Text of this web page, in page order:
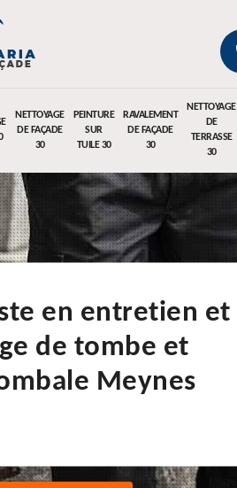
NETTOYAGE
DE FAÇADE
30
PEINTURE
SUR
TUILE 30
RAVALEMENT
DE FAÇADE
30
NETTOYAGE
DE
TERRASSE
30
en entretien et
de tombe et
Meynes